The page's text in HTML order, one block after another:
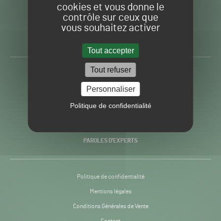
cookies et vous donne le
contrôle sur ceux que
vous souhaitez activer
Tout accepter
Tout refuser
Personnaliser
Politique de confidentialité
Gazon
Sport
H24
-
Toute l’info autour du
PRATIQUES
PAROLES D’EXPERTS
Politique de confidentialité
Mentions légales
Conditions Générales de Vente